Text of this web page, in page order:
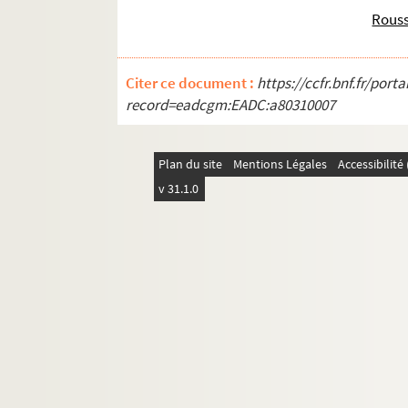
Fol. 97. [Titre absent ou non renseigné]
Fol. 99. « Sonnet »
Fol. 100. [Titre absent ou non renseigné]
Fol. 102. « La nation françoise de
Fol. 103. [Titre absent ou non renseigné]
Fol. 105. [Titre absent ou non renseigné]
Citer ce document : https://ccfr.bnf.fr/
record=eadcgm:EADC:a80310007
Plan du site Mentions Légales
v 31.1.0